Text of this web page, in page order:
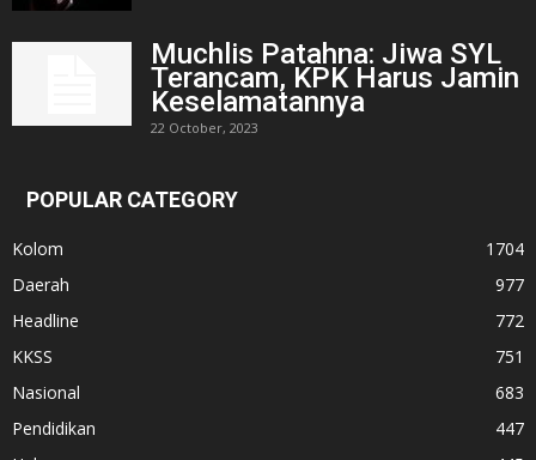
Muchlis Patahna: Jiwa SYL
Terancam, KPK Harus Jamin
Keselamatannya
22 October, 2023
POPULAR CATEGORY
Kolom
1704
Daerah
977
Headline
772
KKSS
751
Nasional
683
Pendidikan
447